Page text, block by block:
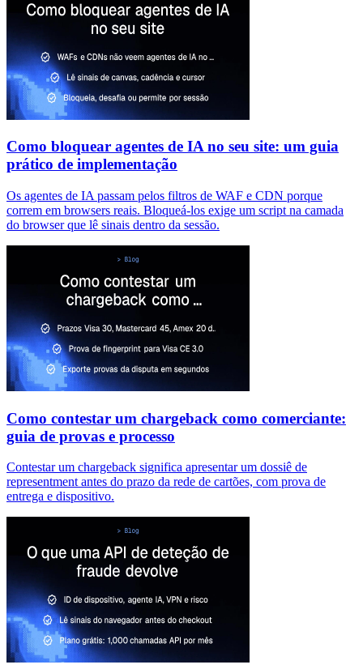
Como bloquear agentes de IA no seu site: um guia
prático de implementação
Os agentes de IA passam pelos filtros de WAF e CDN porque
correm em browsers reais. Bloqueá-los exige um script na camada
do browser que lê sinais dentro da sessão.
Como contestar um chargeback como comerciante:
guia de provas e processo
Contestar um chargeback significa apresentar um dossiê de
representment antes do prazo da rede de cartões, com prova de
entrega e dispositivo.